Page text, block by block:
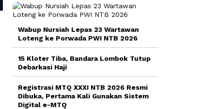
Wabup Nursiah Lepas 23 Wartawan
Loteng ke Porwada PWI NTB 2026
15 Kloter Tiba, Bandara Lombok Tutup
Debarkasi Haji
Registrasi MTQ XXXI NTB 2026 Resmi
Dibuka, Pertama Kali Gunakan Sistem
Digital e-MTQ